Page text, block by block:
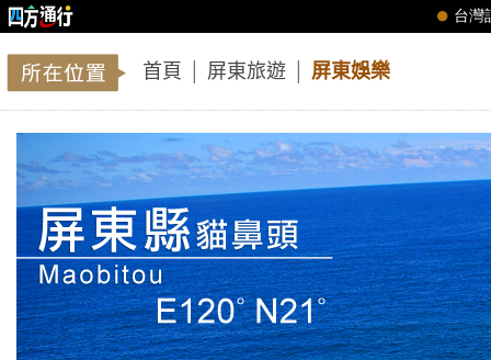
首頁 屏東旅遊 屏東娛樂